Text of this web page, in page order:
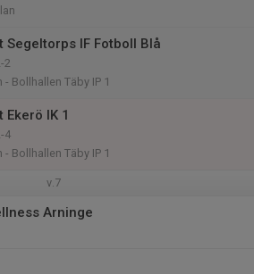
Segeltorps IF Fotboll Blå
2
- Bollhallen Täby IP 1
IK 1
4
- Bollhallen Täby IP 1
v.7
Arninge